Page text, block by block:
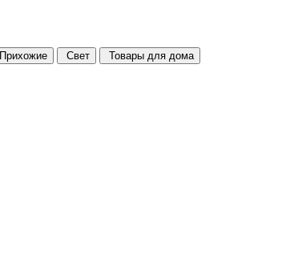
Прихожие Свет
Товары для дома